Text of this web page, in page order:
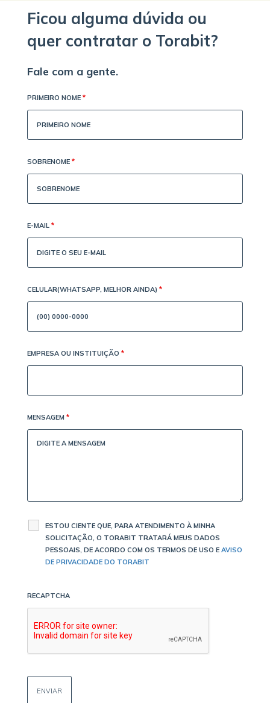
Ficou alguma dúvida ou
quer contratar o Torabit?
Fale com a gente.
PRIMEIRO NOME *
SOBRENOME *
E-MAIL *
CELULAR(WHATSAPP, MELHOR AINDA) *
EMPRESA OU INSTITUIÇÃO *
MENSAGEM *
ESTOU CIENTE QUE, PARA ATENDIMENTO À MINHA
SOLICITAÇÃO, O TORABIT TRATARÁ MEUS DADOS
PESSOAIS, DE ACORDO COM OS TERMOS DE USO E AVISO
DE PRIVACIDADE DO TORABIT
RECAPTCHA